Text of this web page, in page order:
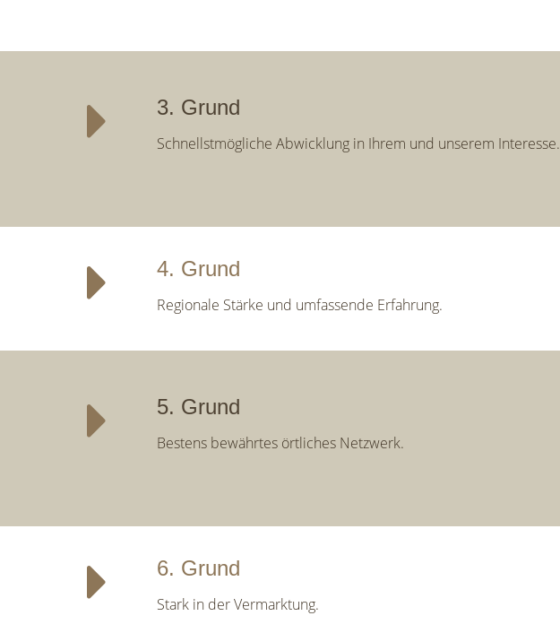
3. Grund
Schnellstmögliche Abwicklung in Ihrem und unserem Interesse.
4. Grund
Regionale Stärke und umfassende Erfahrung.
5. Grund
Bestens bewährtes örtliches Netzwerk.
6. Grund
Stark in der Vermarktung.